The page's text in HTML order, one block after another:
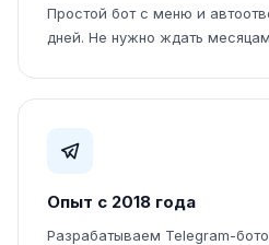
Простой бот с меню и
дней. Не нужно ждать
Опыт с 2018 года
Разрабатываем Telegram-